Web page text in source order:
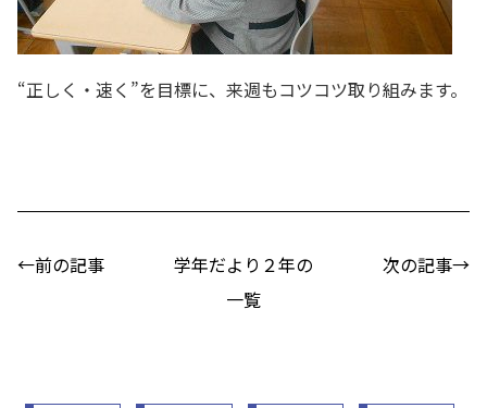
“正しく・速く”を目標に、来週もコツコツ取り組みます。
←前の記事
学年だより２年の
一覧
次の記事→